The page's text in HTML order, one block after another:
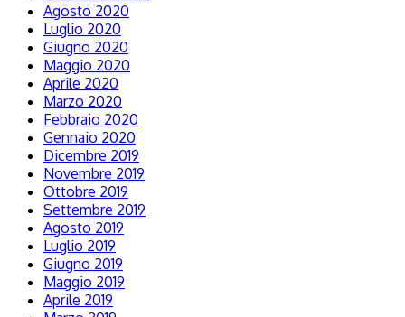
Agosto 2020
Luglio 2020
Giugno 2020
Maggio 2020
Aprile 2020
Marzo 2020
Febbraio 2020
Gennaio 2020
Dicembre 2019
Novembre 2019
Ottobre 2019
Settembre 2019
Agosto 2019
Luglio 2019
Giugno 2019
Maggio 2019
Aprile 2019